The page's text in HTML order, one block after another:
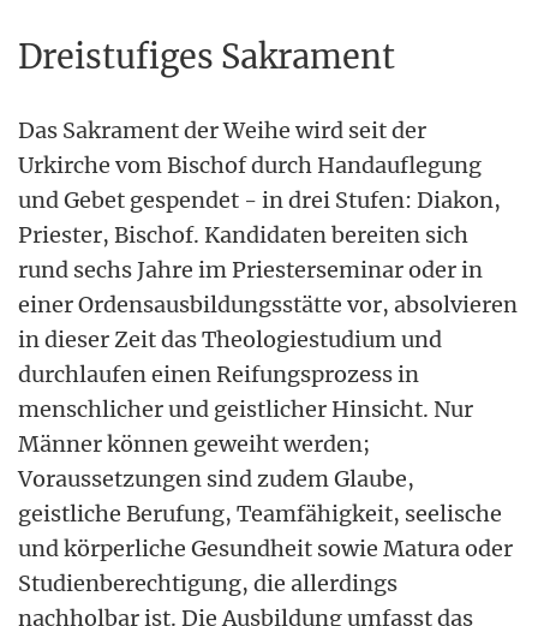
Dreistufiges Sakrament
Das Sakrament der Weihe wird seit der
Urkirche vom Bischof durch Handauflegung
und Gebet gespendet - in drei Stufen: Diakon,
Priester, Bischof. Kandidaten bereiten sich
rund sechs Jahre im Priesterseminar oder in
einer Ordensausbildungsstätte vor, absolvieren
in dieser Zeit das Theologiestudium und
durchlaufen einen Reifungsprozess in
menschlicher und geistlicher Hinsicht. Nur
Männer können geweiht werden;
Voraussetzungen sind zudem Glaube,
geistliche Berufung, Teamfähigkeit, seelische
und körperliche Gesundheit sowie Matura oder
Studienberechtigung, die allerdings
nachholbar ist. Die Ausbildung umfasst das